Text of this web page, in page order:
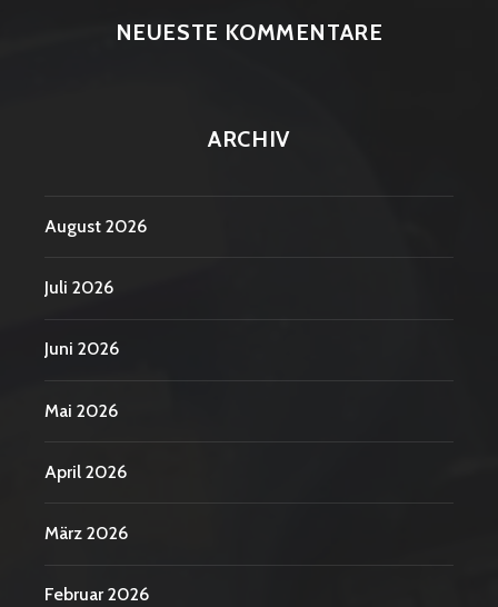
NEUESTE KOMMENTARE
ARCHIV
August 2026
Juli 2026
Juni 2026
Mai 2026
April 2026
März 2026
Februar 2026